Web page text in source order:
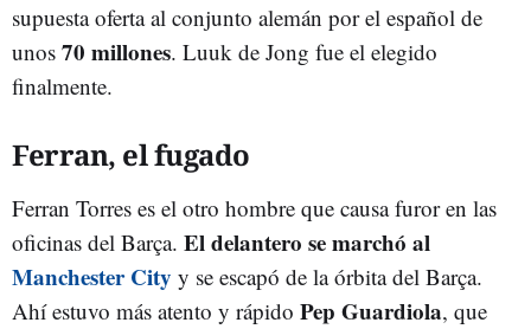
supuesta oferta al conjunto alemán por el español de
unos 70 millones. Luuk de Jong fue el elegido
finalmente.
Ferran, el fugado
Ferran Torres es el otro hombre que causa furor en las
oficinas del Barça. El delantero se marchó al
Manchester City y se escapó de la órbita del Barça.
Ahí estuvo más atento y rápido Pep Guardiola, que